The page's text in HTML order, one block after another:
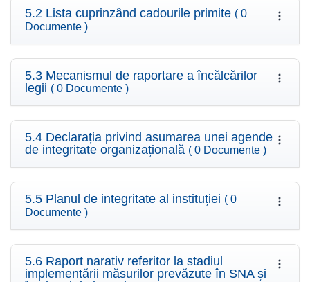
5.2 Lista cuprinzând cadourile primite ( 0
Documente )
5.3 Mecanismul de raportare a încălcărilor
legii ( 0 Documente )
5.4 Declarația privind asumarea unei agende
de integritate organizațională ( 0 Documente )
5.5 Planul de integritate al instituției ( 0
Documente )
5.6 Raport narativ referitor la stadiul
implementării măsurilor prevăzute în SNA și